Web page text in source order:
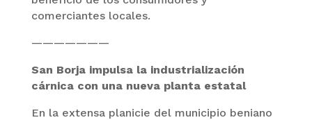
comerciantes locales.
———————
San Borja impulsa la industrialización
cárnica con una nueva planta estatal
En la extensa planicie del municipio beniano